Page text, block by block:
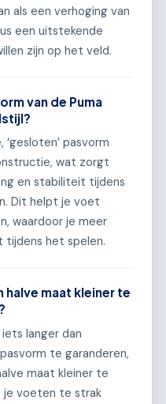
als een verhoging van
een uitstekende
zijn op het veld.
van de Puma
pasvorm
wat zorgt
en stabiliteit tijdens
Dit helpt je voet
waardoor je meer
het spelen.
halve maat kleiner te
langer dan
te garanderen,
maat kleiner te
je voeten te strak